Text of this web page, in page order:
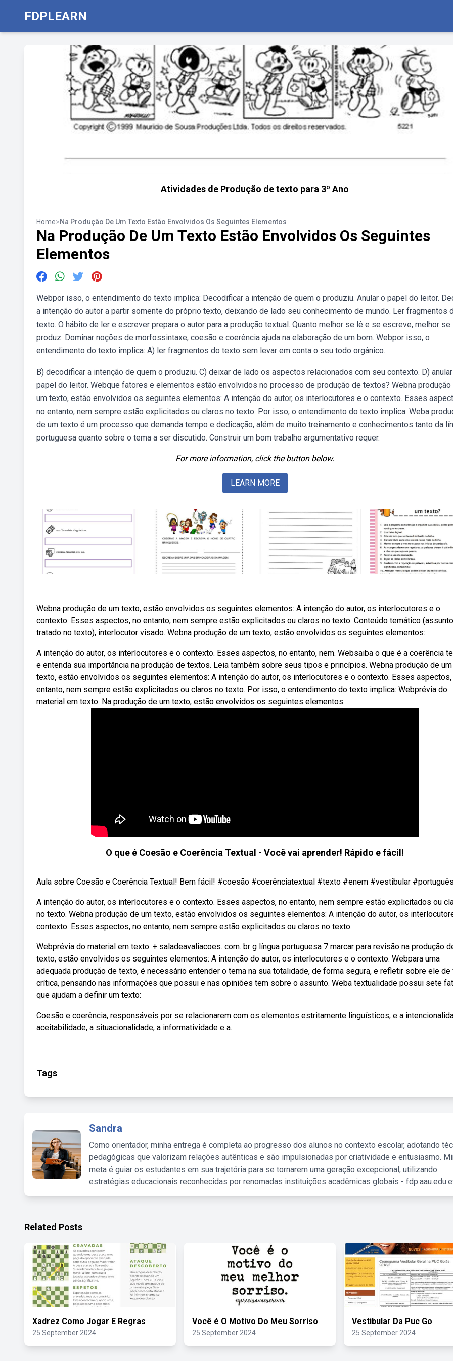
FDPLEARN
Atividades de Produção de texto para 3º Ano
Home>Na Produção De Um Texto Estão Envolvidos Os Seguintes Elementos
Na Produção De Um Texto Estão Envolvidos Os Seguintes
Elementos
Webpor isso, o entendimento do texto implica: Deco­dificar a intenção de quem o produziu. Anular o papel do leitor.
a intenção do autor a partir somente do próprio texto, deixando de lado seu conhecimento de mundo. Ler fragmentos
texto. O hábito de ler e escrever prepara o autor para a produção textual. Quanto melhor se lê e se escreve, melhor se
produz. Dominar noções de morfossintaxe, coesão e coerência ajuda na elaboração de um bom. Webpor isso, o
entendimento do texto implica: A) ler fragmentos do texto sem levar em conta o seu todo orgânico.
B) deco­dificar a intenção de quem o produziu. C) deixar de lado os aspectos relacionados com seu contexto. D)
papel do leitor. Webque fatores e elementos estão envolvidos no processo de produção de textos? Webna produção
um texto, estão envolvidos os seguintes elementos: A intenção do autor, os interlocutores e o contexto. Esses
no entanto, nem sempre estão explicitados ou claros no texto. Por isso, o entendimento do texto implica: Weba
de um texto é um processo que demanda tempo e dedicação, além de muito treinamento e conhecimentos tanto da
portuguesa quanto sobre o tema a ser discutido. Construir um bom trabalho argumentativo requer.
For more information, click the button below.
LEARN MORE
Webna produção de um texto, estão envolvidos os seguintes elementos: A intenção do autor, os interlocutores e o
contexto. Esses aspectos, no entanto, nem sempre estão explicitados ou claros no texto. Conteúdo temático (assunto
tratado no texto), interlocutor visado. Webna produção de um texto, estão envolvidos os seguintes elementos:
A intenção do autor, os interlocutores e o contexto. Esses aspectos, no entanto, nem. Websaiba o que é a coerência
e entenda sua importância na produção de textos. Leia também sobre seus tipos e princípios. Webna produção de um
texto, estão envolvidos os seguintes elementos: A intenção do autor, os interlocutores e o contexto. Esses aspectos,
entanto, nem sempre estão explicitados ou claros no texto. Por isso, o entendimento do texto implica: Webprévia do
material em texto. Na produção de um texto, estão envolvidos os seguintes elementos:
O que é Coesão e Coerência Textual - Você vai aprender! Rápido e fácil!
Aula sobre Coesão e Coerência Textual! Bem fácil! #coesão #coerênciatextual #texto #enem #vestibular #português
A intenção do autor, os interlocutores e o contexto. Esses aspectos, no entanto, nem sempre estão explicitados ou
no texto. Webna produção de um texto, estão envolvidos os seguintes elementos: A intenção do autor, os
contexto. Esses aspectos, no entanto, nem sempre estão explicitados ou claros no texto.
Webprévia do material em texto. + saladeavaliacoes. com. br g língua portuguesa 7 marcar para revisão na produção
texto, estão envolvidos os seguintes elementos: A intenção do autor, os interlocutores e o contexto. Webpara uma
adequada produção de texto, é necessário entender o tema na sua totalidade, de forma segura, e refletir sobre ele de
crítica, pensando nas informações que possui e nas opiniões tem sobre o assunto. Weba textualidade possui sete
que ajudam a definir um texto:
Coesão e coerência, responsáveis por se relacionarem com os elementos estritamente linguísticos, e a
aceitabilidade, a situacionalidade, a informatividade e a.
Tags
Sandra
Como orientador, minha entrega é completa ao progresso dos alunos no contexto escolar, adotando
pedagógicas que valorizam relações autênticas e são impulsionadas por criatividade e entusiasmo.
meta é guiar os estudantes em sua trajetória para se tornarem uma geração excepcional, utilizando
estratégias educacionais reconhecidas por renomadas instituições acadêmicas globais -
Related Posts
Xadrez Como Jogar E Regras
25 September 2024
Você é O Motivo Do Meu Sorriso
25 September 2024
Vestibular Da Puc Go
25 September 2024